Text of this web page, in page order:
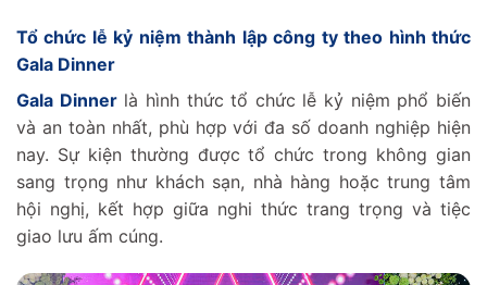
Tổ chức lễ kỷ niệm thành lập công ty theo hình thức
Gala Dinner
Gala Dinnerlà hình thức tổ chức lễ kỷ niệm phổ biến
và an toàn nhất, phù hợp với đa số doanh nghiệp hiện
nay. Sự kiện thường được tổ chức trong không gian
sang trọng như khách sạn, nhà hàng hoặc trung tâm
hội nghị, kết hợp giữa nghi thức trang trọng và tiệc
giao lưu ấm cúng.